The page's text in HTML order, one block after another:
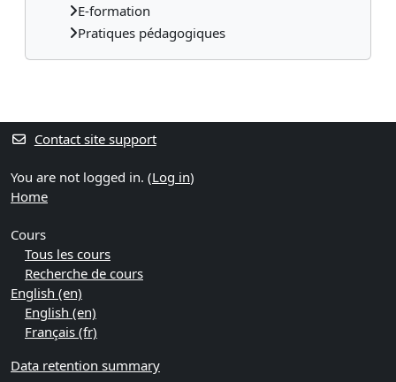
E-formation
Pratiques pédagogiques
Contact site support
You are not logged in. (Log in)
Home
Cours
Tous les cours
Recherche de cours
English ‎(en)‎
English ‎(en)‎
Français ‎(fr)‎
Data retention summary